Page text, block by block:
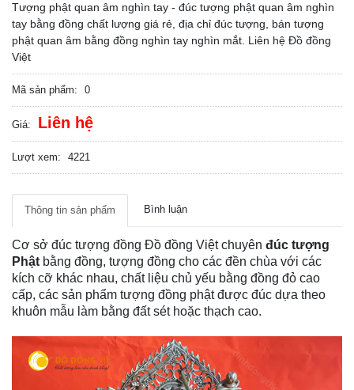
Tượng phật quan âm nghìn tay - đúc tượng phật quan âm nghìn
tay bằng đồng chất lượng giá rẻ, địa chỉ đúc tượng, bán tượng
phật quan âm bằng đồng nghìn tay nghìn mắt. Liên hệ Đồ đồng
Việt
Mã sản phẩm: 0
Giá: Liên hệ
Lượt xem: 4221
Thông tin sản phẩm Bình luận
Cơ sở đúc tượng đồng Đồ đồng Việt chuyên đúc tượng
Phật bằng đồng, tượng đồng cho các đền chùa với các
kích cỡ khác nhau, chất liệu chủ yếu bằng đồng đỏ cao
cấp, các sản phẩm tượng đồng phật được đúc dựa theo
khuôn mẫu làm bằng đất sét hoặc thạch cao.